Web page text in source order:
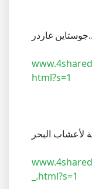
غاردر
html?s=1
_.html?s=1